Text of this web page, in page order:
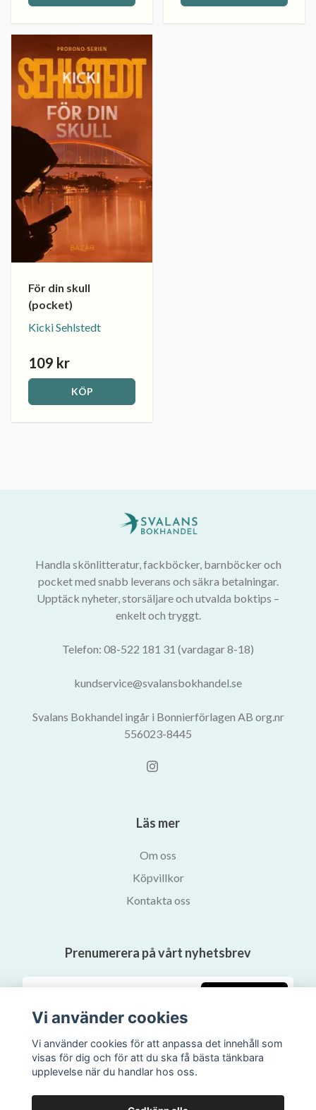
För din skull
(pocket)
Kicki Sehlstedt
109 kr
KÖP
Handla skönlitteratur, fackböcker, barnböcker och
pocket med snabb leverans och säkra betalningar.
Upptäck nyheter, storsäljare och utvalda boktips –
enkelt och tryggt.
Telefon: 08-522 181 31 (vardagar 8-18)
kundservice@svalansbokhandel.se
Svalans Bokhandel ingår i Bonnierförlagen AB org.nr
556023-8445
Läs mer
Om oss
Köpvillkor
Kontakta oss
Prenumerera på vårt nyhetsbrev
Vi använder cookies
Vi använder cookies för att anpassa det innehåll som
visas för dig och för att du ska få bästa tänkbara
upplevelse när du handlar hos oss.